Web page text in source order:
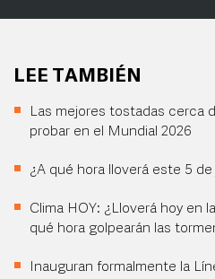
LEE TAMBIÉN
Las mejores tostadas cerca
probar en el Mundial 2026
¿A qué hora lloverá este 5
Clima HOY: ¿Lloverá hoy en
qué hora golpearán las
Inauguran formalmente la